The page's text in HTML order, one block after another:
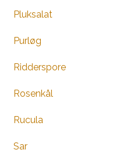
Pluksalat
Purløg
Ridderspore
Rosenkål
Rucula
Sar